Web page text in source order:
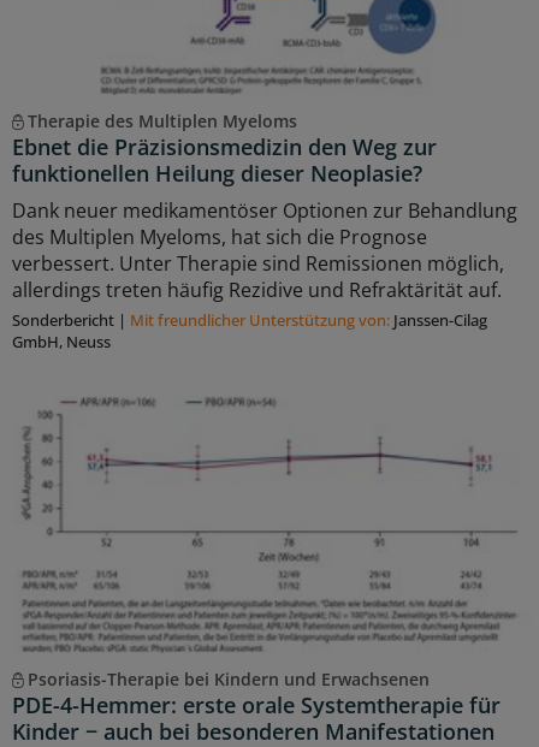
Therapie des Multiplen Myeloms
Ebnet die Präzisionsmedizin den Weg zur
funktionellen Heilung dieser Neoplasie?
Dank neuer medikamentöser Optionen zur Behandlung
des Multiplen Myeloms, hat sich die Prognose
verbessert. Unter Therapie sind Remissionen möglich,
allerdings treten häufig Rezidive und Refraktärität auf.
Sonderbericht | Mit freundlicher Unterstützung von: Janssen-Cilag
GmbH, Neuss
Psoriasis-Therapie bei Kindern und Erwachsenen
PDE-4-Hemmer: erste orale Systemtherapie für
Kinder − auch bei besonderen Manifestationen